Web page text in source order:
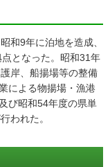
和9年に泊地を造成、
となった。昭和31年
岸、船揚場等の整備
による物揚場・漁港
び昭和54年度の県単
われた。